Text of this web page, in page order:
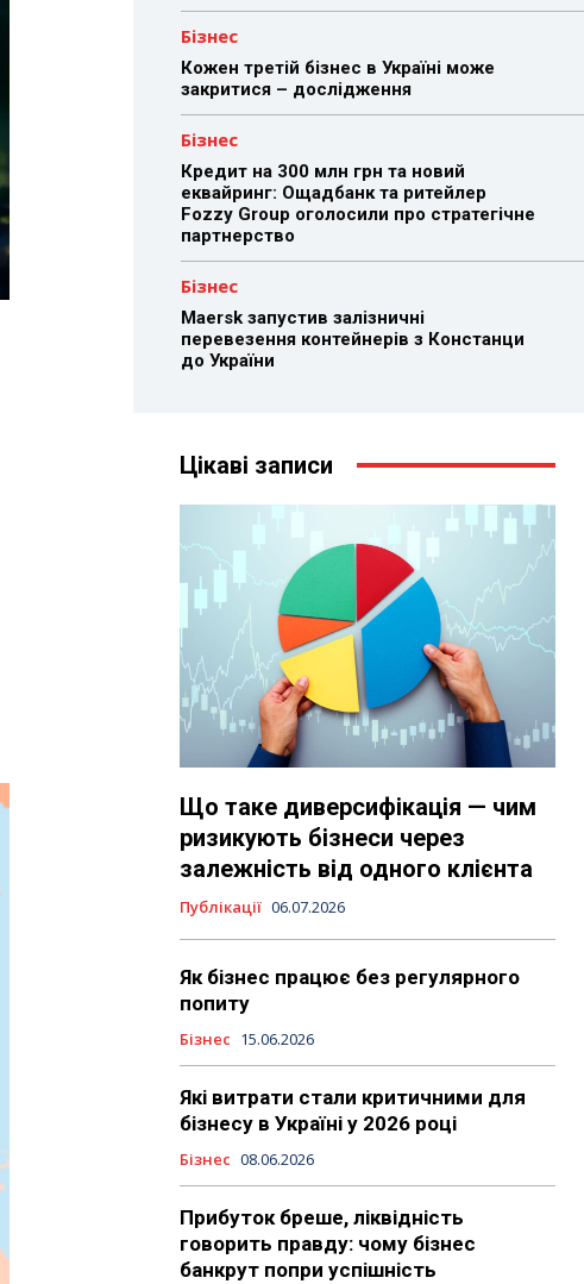
Бізнес
Кожен третій бізнес в Україні може
закритися – дослідження
Бізнес
Кредит на 300 млн грн та новий
еквайринг: Ощадбанк та ритейлер
Fozzy Group оголосили про стратегічне
партнерство
Бізнес
Maersk запустив залізничні
перевезення контейнерів з Констанци
до України
Цікаві записи
Що таке диверсифікація — чим
ризикують бізнеси через
залежність від одного клієнта
Публікації 06.07.2026
Як бізнес працює без регулярного
попиту
Бізнес 15.06.2026
Які витрати стали критичними для
бізнесу в Україні у 2026 році
Бізнес 08.06.2026
Прибуток бреше, ліквідність
говорить правду: чому бізнес
банкрут попри успішність